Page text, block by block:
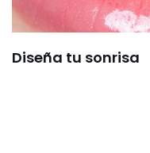
Diseña tu sonrisa